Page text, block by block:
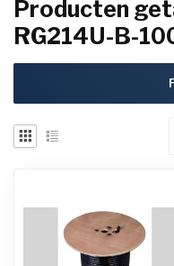
Producten
RG214U-B-